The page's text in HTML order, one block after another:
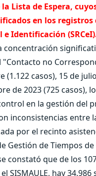
Lista de Espera,
en los registros
e Identificación
concentración
"Contacto no
(1.122 casos), 15 de
de 2023 (725 casos),
en la gestión del
inconsistencias entre
por el recinto
Gestión de Tiempos de
constató que de los
SISMAULE, hay 34.986